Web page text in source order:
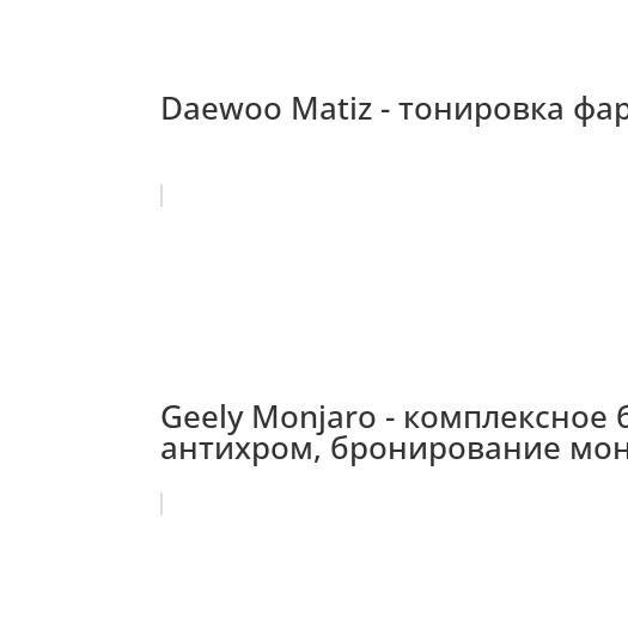
Daewoo Matiz - тонировка
Geely Monjaro - комплексное
антихром, бронирование